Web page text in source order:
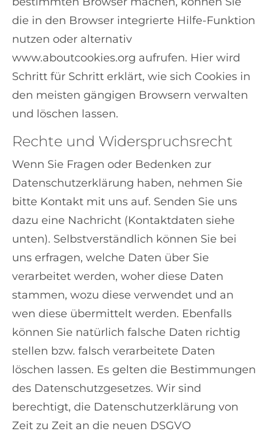
die in den Browser integrierte Hilfe-Funktion
nutzen oder alternativ
www.aboutcookies.org aufrufen. Hier wird
Schritt für Schritt erklärt, wie sich Cookies in
den meisten gängigen Browsern verwalten
und löschen lassen.
Rechte und Widerspruchsrecht
Wenn Sie Fragen oder Bedenken zur
Datenschutzerklärung haben, nehmen Sie
bitte Kontakt mit uns auf. Senden Sie uns
dazu eine Nachricht (Kontaktdaten siehe
unten). Selbstverständlich können Sie bei
uns erfragen, welche Daten über Sie
verarbeitet werden, woher diese Daten
stammen, wozu diese verwendet und an
wen diese übermittelt werden. Ebenfalls
können Sie natürlich falsche Daten richtig
stellen bzw. falsch verarbeitete Daten
löschen lassen. Es gelten die Bestimmungen
des Datenschutzgesetzes. Wir sind
berechtigt, die Datenschutzerklärung von
Zeit zu Zeit an die neuen DSGVO